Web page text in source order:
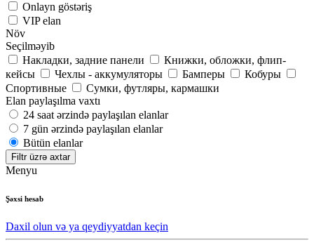
Onlayn göstəriş
VIP elan
Növ
Seçilməyib
Накладки, задние панели
Книжки, обложки, флип-
кейсы
Чехлы - аккумуляторы Бамперы
Кобуры
Спортивные
Сумки, футляры, кармашки
Elan paylaşılma vaxtı
24 saat ərzində paylaşılan elanlar
7 gün ərzində paylaşılan elanlar
Bütün elanlar
Filtr üzrə axtar
Menyu
Şəxsi hesab
Daxil olun və ya qeydiyyatdan keçin